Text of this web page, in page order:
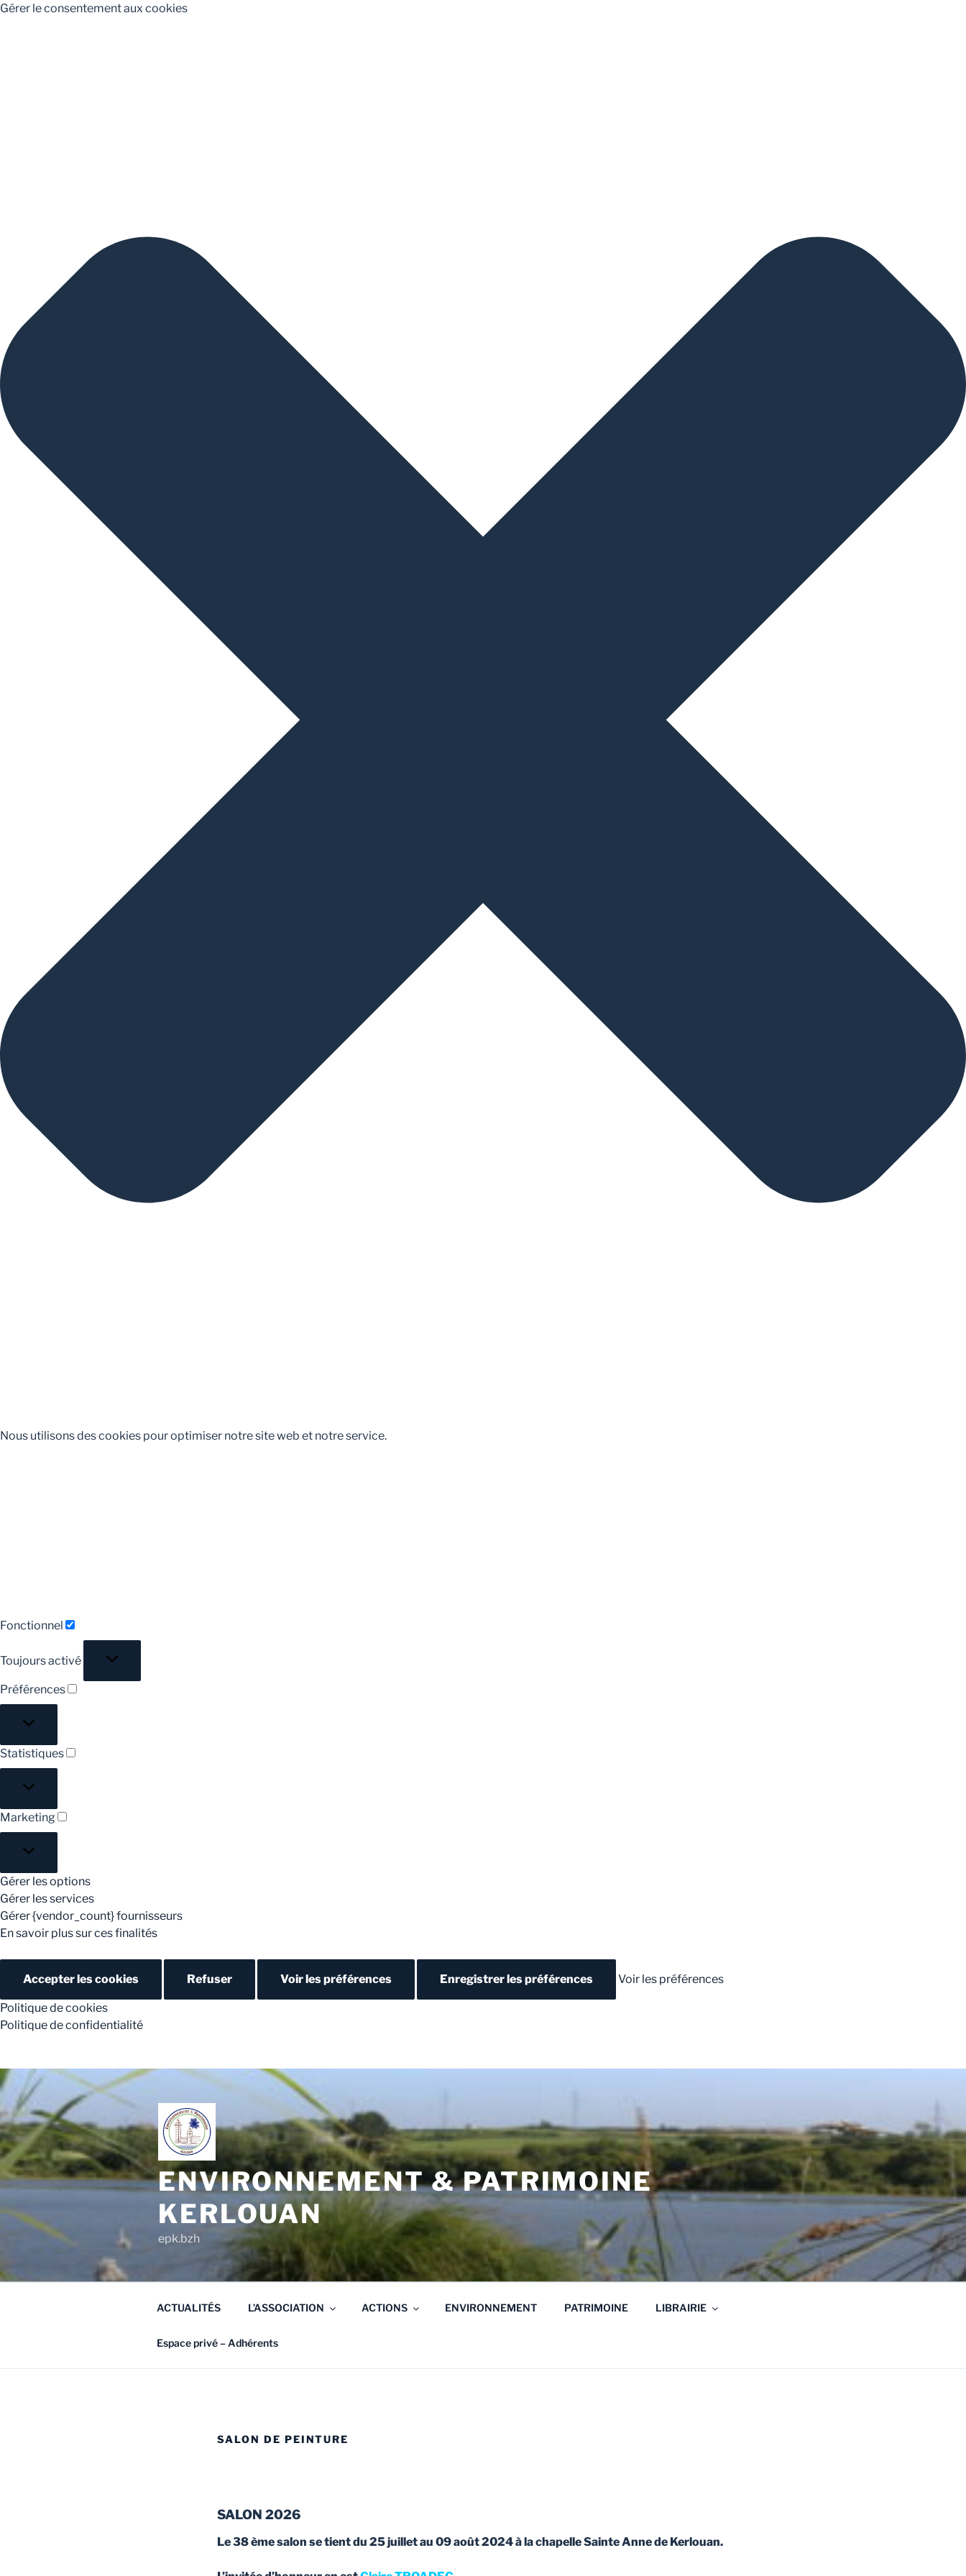
Gérer le consentement aux cookies
Nous utilisons des cookies pour optimiser notre site web et notre service.
Fonctionnel
Toujours activé
Préférences
Statistiques
Marketing
Gérer les options
Gérer les services
Gérer {vendor_count} fournisseurs
En savoir plus sur ces finalités
Accepter les cookies Refuser Voir les préférences Enregistrer les préférences Voir les préférences
Politique de cookies
Politique de confidentialité
Aller
au
contenu
principal
ENVIRONNEMENT & PATRIMOINE
KERLOUAN
epk.bzh
ACTUALITÉS L’ASSOCIATION ACTIONS ENVIRONNEMENT PATRIMOINE LIBRAIRIE
Espace privé – Adhérents
SALON DE PEINTURE
SALON 2026
Le 38 ème salon se tient du 25 juillet au 09 août 2024 à la chapelle Sainte Anne de Kerlouan.